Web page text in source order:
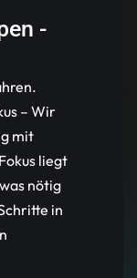
-
– Wir
mit
liegt
nötig
in